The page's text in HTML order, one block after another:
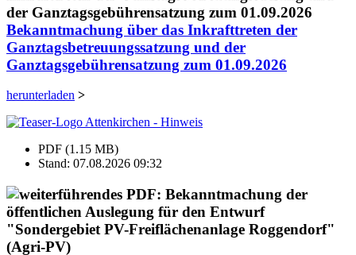
Bekanntmachung über das Inkrafttreten der
Ganztagsbetreuungssatzung und der
Ganztagsgebührensatzung zum 01.09.2026
herunterladen >
PDF (1.15 MB)
Stand: 07.08.2026 09:32